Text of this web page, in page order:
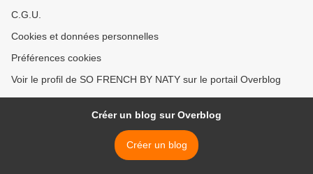
C.G.U.
Cookies et données personnelles
Préférences cookies
Voir le profil de SO FRENCH BY NATY sur le portail Overblog
Créer un blog sur Overblog
Créer un blog